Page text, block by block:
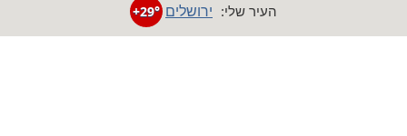
אמריקה
העיר שלי: ירושלים +29°